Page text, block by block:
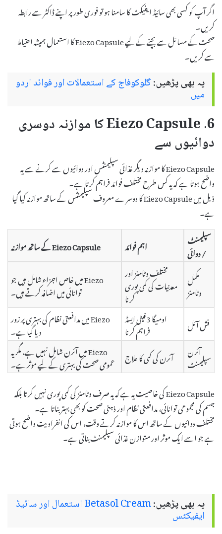
اگر آپ کو کسی بھی سائیڈ ایفیکٹ کا سامنا ہو تو فوری طور پر اپنے ڈاکٹر سے رابطہ
کریں۔
صحت کے مسائل سے بچنے کے لیے Eiezo Capsule کا استعمال ہمیشہ احتیاط
سے کریں۔
یہ بھی پڑھیں:گلوکوفاج کے استعمالات اور فوائد اردو
میں
6. Eiezo Capsule کا موازنہ دوسری
دوائیوں سے
Eiezo Capsule کا موازنہ دیگر غذائی سپلیمنٹس اور دوائیوں سے کرنے سے یہ
واضح ہوتا ہے کہ یہ کس طرح مختلف فوائد فراہم کرتا ہے۔
ذیل میں Eiezo Capsule کا دوسرے معروف سپلیمنٹس کے ساتھ موازنہ کیا گیا
ہے۔
سپلیمنٹ
/ دوائی اہم فوائد
Eiezo Capsule کے ساتھ موازنہ
مکمل
وٹامنز
مختلف وٹامنز اور
معدنیات کی کمی پوری
کرنا
Eiezo میں خاص اجزاء شامل ہیں جو
توانائی میں اضافہ کرتے ہیں۔
فش آئل
اومیگا 3 فیٹی ایسڈ
فراہم کرنا
Eiezo میں مدافعتی نظام کی بہتری پر زور
دیا گیا ہے۔
آئرن
سپلیمنٹ آئرن کی کمی کا علاج Eiezo میں آئرن شامل نہیں ہے، مگر یہ
عمومی صحت کی بہتری کے لیے موثر ہے۔
Eiezo Capsule کی خاصیت یہ ہے کہ یہ صرف وٹامنز کی کمی پوری نہیں کرتا بلکہ
جسم کی مجموعی توانائی، مدافعتی نظام اور ذہنی صحت کو بھی بہتر بناتا ہے۔
مختلف دوائیوں کے ساتھ اس کا موازنہ کرتے وقت، اس کی انفرادیت واضح ہوتی
ہے جو اسے ایک موثر اور متوازن غذائی سپلیمنٹ بناتی ہے۔
یہ بھی پڑھیں: Betasol Cream استعمال اور سائیڈ
ایفیکٹس